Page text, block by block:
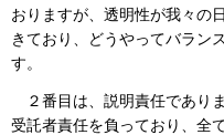
おりますが、透明性が我々の
きており、どうやってバラン
す。
２番目は、説明責任であり
受託者責任を負っており、全